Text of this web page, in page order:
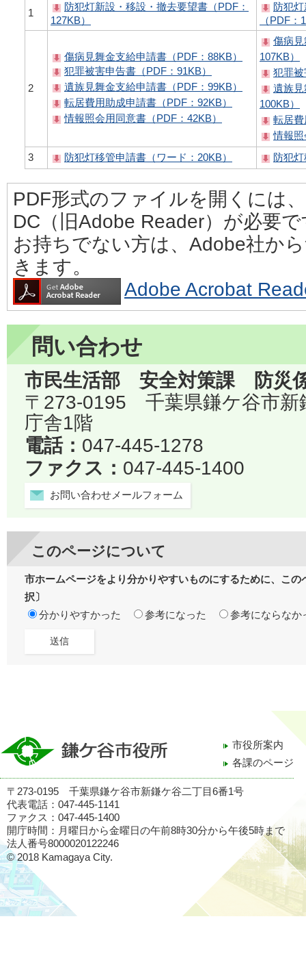
1
防犯灯新設・移設・撤去要望書（PDF：
127KB）
防犯
（PDF：
2
傷病見舞金支給申請書（PDF：88KB）
犯罪被害申告書（PDF：91KB）
遺族見舞金支給申請書（PDF：99KB）
転居費用助成申請書（PDF：92KB）
情報照会用同意書（PDF：42KB）
傷病
107KB）
犯罪
遺族
100KB）
転居
情報
3
防犯灯移管申請書（ワード：20KB） 防犯
PDF形式のファイルを開くには
DC（旧Adobe Reader）が必要
お持ちでない方は、Adobe社か
きます。
Adobe Acrobat
問い合わせ
市民生活部 安全対策課 防災
〒273-0195 千葉県鎌ケ谷市
庁舎1階
電話： 047-445-1278
ファクス： 047-445-1400
お問い合わせメールフォーム
このページについて
市ホームページをより分かりやすいものにするために、こ
択〕
分かりやすかった
参考になった 参考にならなか
市役所案内
各課のページ
〒273-0195 千葉県鎌ケ谷市新鎌ケ谷二丁目6番1号
代表電話：047-445-1141
ファクス：047-445-1400
開庁時間：月曜日から金曜日の午前8時30分から午後5時まで
法人番号8000020122246
© 2018 Kamagaya City.